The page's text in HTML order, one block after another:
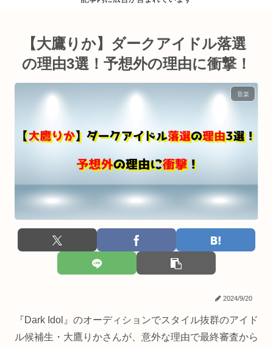
【大鷹りか】ダークアイドル落選
の理由3選！予想外の理由に衝撃！
音楽
2024/9/20
『Dark Idol』のオーディションでスタイル抜群のアイド
ル候補生・大鷹りかさんが、意外な理由で最終審査から